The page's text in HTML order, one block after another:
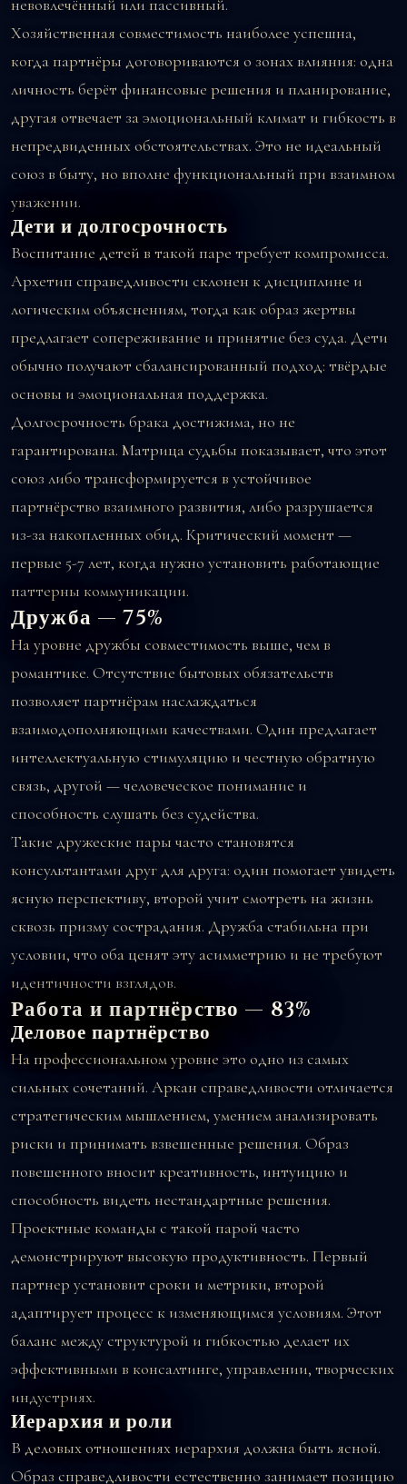
невовлечённый или пассивный.
Хозяйственная совместимость наиболее успешна,
когда партнёры договориваются о зонах влияния: одна
личность берёт финансовые решения и планирование,
другая отвечает за эмоциональный климат и гибкость в
непредвиденных обстоятельствах. Это не идеальный
союз в быту, но вполне функциональный при взаимном
уважении.
Дети и долгосрочность
Воспитание детей в такой паре требует компромисса.
Архетип справедливости склонен к дисциплине и
логическим объяснениям, тогда как образ жертвы
предлагает сопереживание и принятие без суда. Дети
обычно получают сбалансированный подход: твёрдые
основы и эмоциональная поддержка.
Долгосрочность брака достижима, но не
гарантирована. Матрица судьбы показывает, что этот
союз либо трансформируется в устойчивое
партнёрство взаимного развития, либо разрушается
из-за накопленных обид. Критический момент —
первые 5-7 лет, когда нужно установить работающие
паттерны коммуникации.
Дружба — 75%
На уровне дружбы совместимость выше, чем в
романтике. Отсутствие бытовых обязательств
позволяет партнёрам наслаждаться
взаимодополняющими качествами. Один предлагает
интеллектуальную стимуляцию и честную обратную
связь, другой — человеческое понимание и
способность слушать без судейства.
Такие дружеские пары часто становятся
консультантами друг для друга: один помогает увидеть
ясную перспективу, второй учит смотреть на жизнь
сквозь призму сострадания. Дружба стабильна при
условии, что оба ценят эту асимметрию и не требуют
идентичности взглядов.
Работа и партнёрство — 83%
Деловое партнёрство
На профессиональном уровне это одно из самых
сильных сочетаний. Аркан справедливости отличается
стратегическим мышлением, умением анализировать
риски и принимать взвешенные решения. Образ
повешенного вносит креативность, интуицию и
способность видеть нестандартные решения.
Проектные команды с такой парой часто
демонстрируют высокую продуктивность. Первый
партнер установит сроки и метрики, второй
адаптирует процесс к изменяющимся условиям. Этот
баланс между структурой и гибкостью делает их
эффективными в консалтинге, управлении, творческих
индустриях.
Иерархия и роли
В деловых отношениях иерархия должна быть ясной.
Образ справедливости естественно занимает позицию